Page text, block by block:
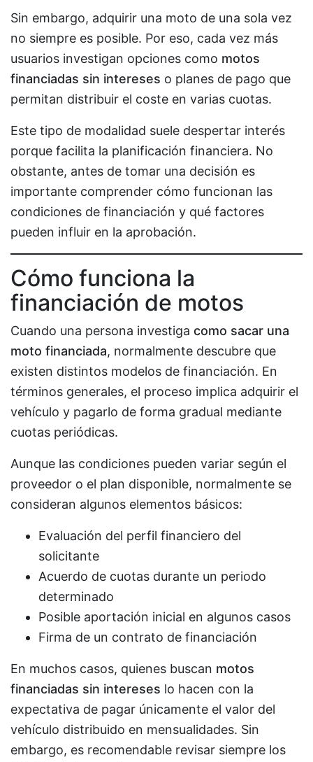
Sin embargo, adquirir una moto de una sola vez
no siempre es posible. Por eso, cada vez más
usuarios investigan opciones como motos
financiadas sin intereses o planes de pago que
permitan distribuir el coste en varias cuotas.
Este tipo de modalidad suele despertar interés
porque facilita la planificación financiera. No
obstante, antes de tomar una decisión es
importante comprender cómo funcionan las
condiciones de financiación y qué factores
pueden influir en la aprobación.
Cómo funciona la
financiación de motos
Cuando una persona investiga como sacar una
moto financiada, normalmente descubre que
existen distintos modelos de financiación. En
términos generales, el proceso implica adquirir el
vehículo y pagarlo de forma gradual mediante
cuotas periódicas.
Aunque las condiciones pueden variar según el
proveedor o el plan disponible, normalmente se
consideran algunos elementos básicos:
Evaluación del perfil financiero del
solicitante
Acuerdo de cuotas durante un periodo
determinado
Posible aportación inicial en algunos casos
Firma de un contrato de financiación
En muchos casos, quienes buscan motos
financiadas sin intereses lo hacen con la
expectativa de pagar únicamente el valor del
vehículo distribuido en mensualidades. Sin
embargo, es recomendable revisar siempre los